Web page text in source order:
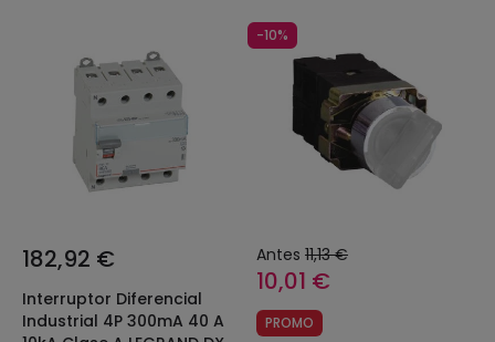
182,92 €
Interruptor Diferencial
Industrial 4P 300mA 40 A
-10%
Antes 11,13 €
10,01 €
PROMO